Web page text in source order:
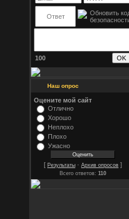
100
Наш опрос
Оцените мой сайт
Отлично
Хорошо
Неплохо
Плохо
Ужасно
[ Результаты · Архив опросов ]
Всего ответов: 110